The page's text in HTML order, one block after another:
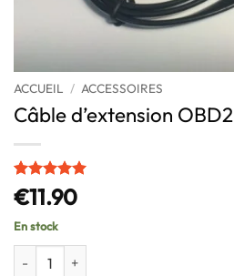
ACCUEIL / ACCESSOIRES
Câble d’extension OBD2
Noté 5sur
5 basé sur
1
notation
client
€11.90
En stock